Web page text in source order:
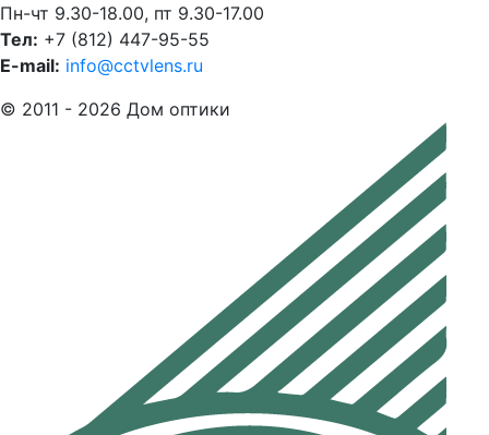
Пн-чт 9.30-18.00, пт 9.30-17.00
Тел: +7 (812) 447-95-55
E-mail: info@cctvlens.ru
© 2011 - 2026 Дом оптики